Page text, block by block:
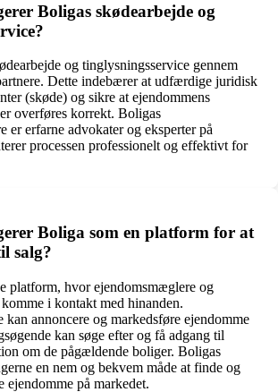
Boligas skødearbejde og
og tinglysningsservice gennem
Dette indebærer at udfærdige juridisk
(skøde) og sikre at ejendommens
overføres korrekt. Boligas
er erfarne advokater og eksperter på
processen professionelt og effektivt for
Boliga som en platform for at
salg?
platform, hvor ejendomsmæglere og
i kontakt med hinanden.
annoncere og markedsføre ejendomme
kan søge efter og få adgang til
om de pågældende boliger. Boligas
en nem og bekvem måde at finde og
ejendomme på markedet.